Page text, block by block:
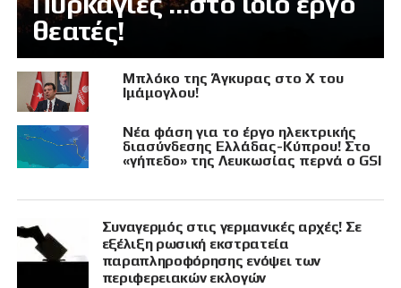
θεατές!
Μπλόκο της Άγκυρας στο X του
Ιμάμογλου!
Νέα φάση για το έργο ηλεκτρικής
διασύνδεσης Ελλάδας-Κύπρου! Στο
«γήπεδο» της Λευκωσίας περνά ο GSI
Συναγερμός στις γερμανικές αρχές! Σε
εξέλιξη ρωσική εκστρατεία
παραπληροφόρησης ενόψει των
περιφερειακών εκλογών